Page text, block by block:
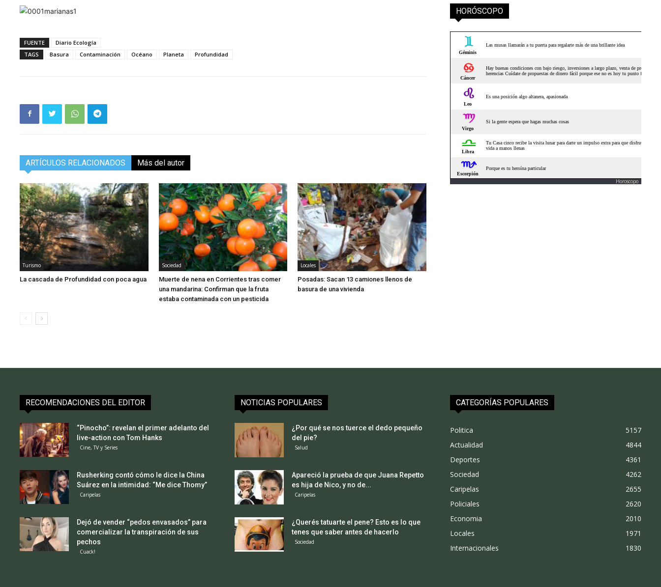
FUENTE
Diario Ecología
TAGS
Basura Contaminación Océano Planeta Profundidad
ARTÍCULOS RELACIONADOS Más del autor
Turismo
La cascada de Profundidad con poca agua
Sociedad
Muerte de nena en Corrientes tras comer
una mandarina: Confirman que la fruta
estaba contaminada con un pesticida
Locales
Posadas: Sacan 13 camiones llenos de
basura de una vivienda
HORÓSCOPO
Horoscopo
RECOMENDACIONES DEL EDITOR
“Pinocho”: revelan el primer adelanto del
live-action con Tom Hanks
Cine, TV y Series
Rusherking contó cómo le dice la China
Suárez en la intimidad: “Me dice Thomy”
Caripelas
Dejó de vender “pedos envasados” para
comercializar la transpiración de sus
pechos
Cuack!
NOTICIAS POPULARES
¿Por qué se nos tuerce el dedo pequeño
del pie?
Salud
Apareció la prueba de que Juana Repetto
es hija de Nico, y no de...
Caripelas
¿Querés tatuarte el pene? Esto es lo que
tenes que saber antes de hacerlo
Sociedad
CATEGORÍAS POPULARES
Politica
5157
Actualidad
4844
Deportes
4361
Sociedad
4262
Caripelas
2655
Policiales
2620
Economia
2010
Locales
1971
Internacionales
1830